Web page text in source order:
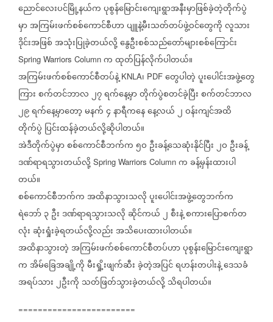
ညောင်လေးပင်မြို့နယ်ကပုစွန်မြောင်းကျေးရွာအနီးမှာဖြစ်ခဲ့တဲ့တိုက်ပွဲ
မှာအကြမ်းဖက်စစ်ကောင်စီဟာပျူနဲ့မီးသတ်တပ်ဖွဲ့ဝင်တွေကိုလူသား
ဒိုင်းအဖြစ်အသုံးပြုခဲ့တယ်လို့နွေဦးစစ်သည်တော်များစစ်ကြောင်း
Spring Warriors Column ကထုတ်ပြန်လိုက်ပါတယ်။
အကြမ်းဖက်စစ်ကောင်စီတပ်နဲ့ KNLA၊ PDF တွေပါတဲ့ပူးပေါင်းအဖွဲ့တွေ
ကြားစက်တင်ဘာလ၂၇ရက်နေ့မှာတိုက်ပွဲစတင်ခဲ့ပြီးစက်တင်ဘာလ
၂၉ရက်နေ့မှာတော့မနက်၄နာရီကနေနေ့လယ်၂ဝန်းကျင်အထိ
တိုက်ပွဲ ပြင်းထန်ခဲ့တယ်လို့ဆိုပါတယ်။
အဲဒီတိုက်ပွဲမှာစစ်ကောင်စီဘက်က၅ဝ ဦးခန့်သေဆုံးနိုင်ပြီး၂ဝ ဦးခန့်
ဒဏ်ရာရသွားတယ်လို့ Spring Warriors Column ကခန့်မှန်းထားပါ
တယ်။
စစ်ကောင်စီဘက်ကအထိနာသွားသလိုပူးပေါင်းအဖွဲ့တွေဘက်က
ရဲဘော်၃ဦးဒဏ်ရာရသွားသလိုဆိုင်ကယ်၂စီးနဲ့စကားပြောစက်တ
လုံးဆုံးရှုံးခဲ့ရတယ်လို့လည်းအသိပေးထားပါတယ်။
အထိနာသွားတဲ့အကြမ်းဖက်စစ်ကောင်စီတပ်ဟာပုစွန်းမြောင်းကျေးရွာ
ကအိမ်ခြေအချို့ကိုမီးရှို့းဖျက်ဆီးခဲ့တဲ့အပြင်ရဟန်းတပါးနဲ့ဒေသခံ
အရပ်သား၂ဦးကို သတ်ဖြတ်သွားခဲ့တယ်လို့သိရပါတယ်။
========================